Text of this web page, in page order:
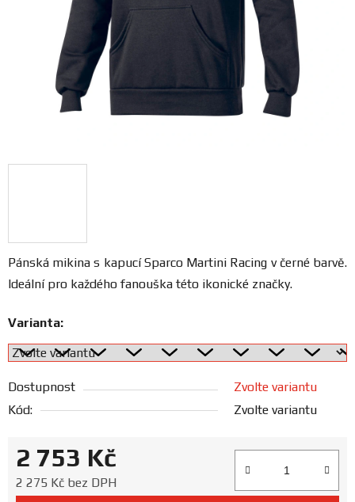
Obchodní
podmínky
a
katalogy
Pánská mikina s kapucí Sparco Martini Racing v černé barvě.
Ideální pro každého fanouška této ikonické značky.
Varianta:
Dostupnost
Zvolte variantu
Kód:
Zvolte variantu
2 753 Kč
2 275 Kč bez DPH